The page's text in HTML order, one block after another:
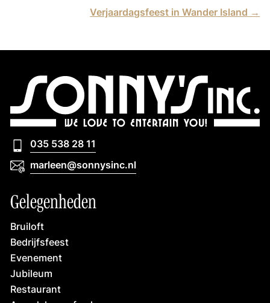
Verjaardagsfeest in Wander Island →
035 538 28 11
035 538 28 11
marleen@sonnysinc.nl
Gelegenheden
Bruiloft
Bedrijfsfeest
Evenement
Jubileum
Restaurant